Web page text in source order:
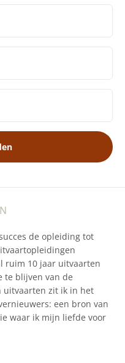
de opleiding tot
ruim 10 jaar uitvaarten
te blijven van de
uitvaarten zit ik in het
een bron van
waar ik mijn liefde voor